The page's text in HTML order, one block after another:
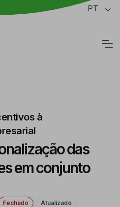
da página PT
à
das
em conjunto
Fechado Atualizado